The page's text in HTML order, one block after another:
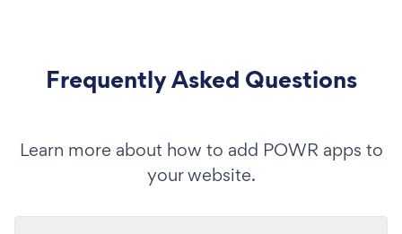
Frequently Asked Questions
Learn more about how to add POWR apps to
your website.